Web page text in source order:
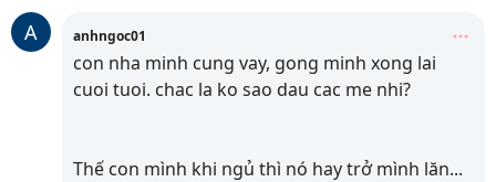
A anhngoc01
con nha minh cung vay, gong minh xong lai
cuoi tuoi. chac la ko sao dau cac me nhi?
Thế con mình khi ngủ thì nó hay trở mình lăn...